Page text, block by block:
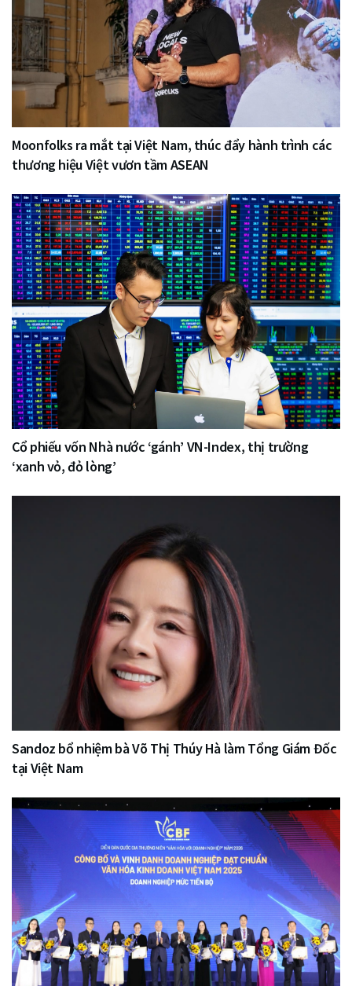
Moonfolks ra mắt tại Việt Nam, thúc đẩy hành trình các
thương hiệu Việt vươn tầm ASEAN
Cổ phiếu vốn Nhà nước ‘gánh’ VN-Index, thị trường
‘xanh vỏ, đỏ lòng’
Sandoz bổ nhiệm bà Võ Thị Thúy Hà làm Tổng Giám Đốc
tại Việt Nam